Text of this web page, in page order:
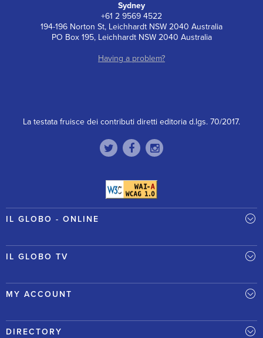
Sydney
+61 2 9569 4522
194-196 Norton St, Leichhardt NSW 2040 Australia
PO Box 195, Leichhardt NSW 2040 Australia
Having a problem?
La testata fruisce dei contributi diretti editoria d.lgs. 70/2017.
IL GLOBO - ONLINE
IL GLOBO TV
MY ACCOUNT
DIRECTORY